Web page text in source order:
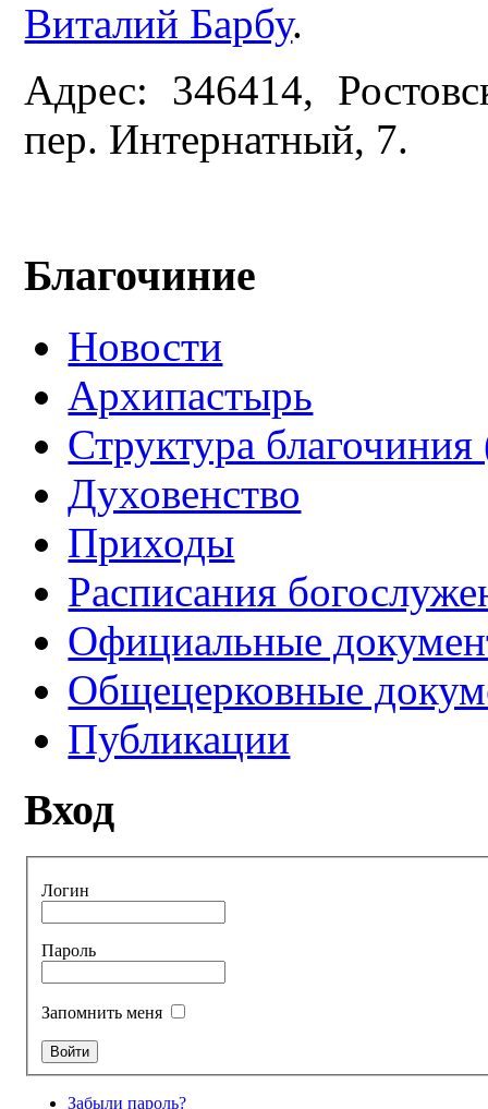
Виталий Барбу.
Адрес: 346414,
пер. Интернатный, 7.
Благочиние
Новости
Архипастырь
Структура
Духовенство
Приходы
Расписания
Официальные
Общецерковные
Публикации
Вход
Логин
Пароль
Запомнить меня
Забыли пароль?